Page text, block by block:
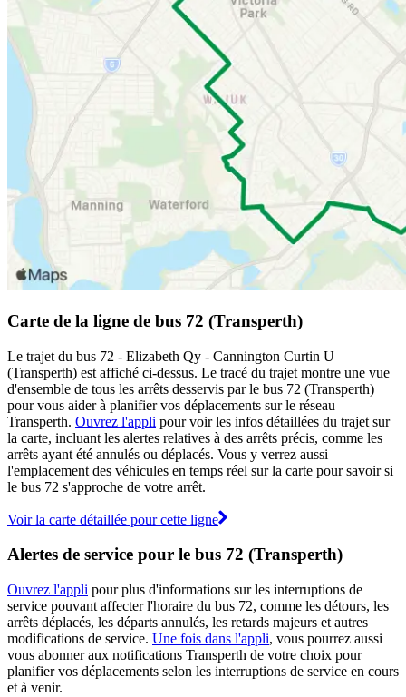
Carte de la ligne de bus 72 (Transperth)
Le trajet du bus 72 - Elizabeth Qy - Cannington Curtin U
(Transperth) est affiché ci-dessus. Le tracé du trajet montre une vue
d'ensemble de tous les arrêts desservis par le bus 72 (Transperth)
pour vous aider à planifier vos déplacements sur le réseau
Transperth. Ouvrez l'appli pour voir les infos détaillées du trajet sur
la carte, incluant les alertes relatives à des arrêts précis, comme les
arrêts ayant été annulés ou déplacés. Vous y verrez aussi
l'emplacement des véhicules en temps réel sur la carte pour savoir si
le bus 72 s'approche de votre arrêt.
Voir la carte détaillée pour cette ligne
Alertes de service pour le bus 72 (Transperth)
Ouvrez l'appli pour plus d'informations sur les interruptions de
service pouvant affecter l'horaire du bus 72, comme les détours, les
arrêts déplacés, les départs annulés, les retards majeurs et autres
modifications de service. Une fois dans l'appli, vous pourrez aussi
vous abonner aux notifications Transperth de votre choix pour
planifier vos déplacements selon les interruptions de service en cours
et à venir.